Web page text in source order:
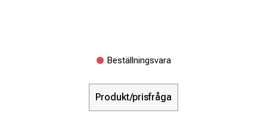
Beställningsvara
Produkt/prisfråga